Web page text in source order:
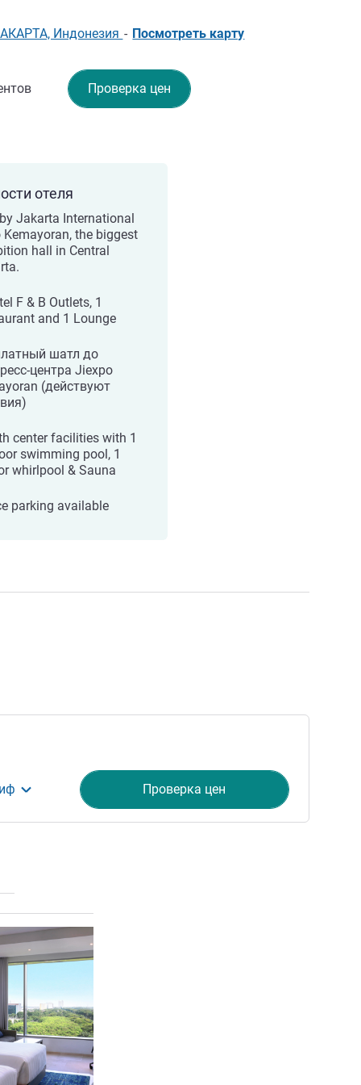
Индонезия - Посмотреть карту
Проверка цен
отеля
Jakarta International
Kemayoran, the biggest
hall in Central
F & B Outlets, 1
and 1 Lounge
шатл до
центра Jiexpo
(действуют
center facilities with 1
swimming pool, 1
whirlpool & Sauna
parking available
Проверка цен